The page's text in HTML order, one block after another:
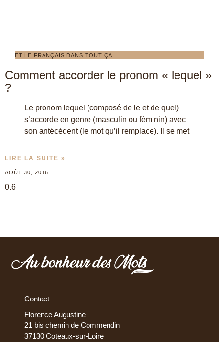
ET LE FRANÇAIS DANS TOUT ÇA
Comment accorder le pronom « lequel »
?
Le pronom lequel (composé de le et de quel)
s’accorde en genre (masculin ou féminin) avec
son antécédent (le mot qu’il remplace). Il se met
LIRE LA SUITE »
AOÛT 30, 2016
Contact
Florence Augustine
21 bis chemin de Commendin
37130 Coteaux-sur-Loire